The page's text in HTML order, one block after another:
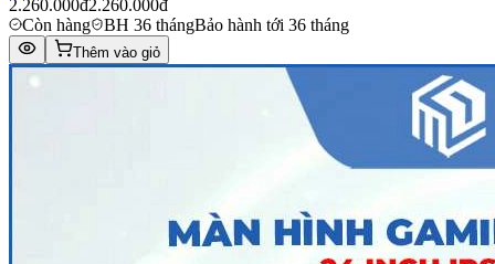
2.260.000đ2.260.000đ
Còn hàng
BH 36 thángBảo hành tới 36 tháng
Thêm vào giỏ